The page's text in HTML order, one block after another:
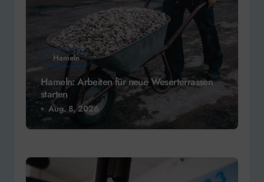
Hameln
Hameln: Arbeiten für neue Weserterrassen
starten
Aug. 8, 2026